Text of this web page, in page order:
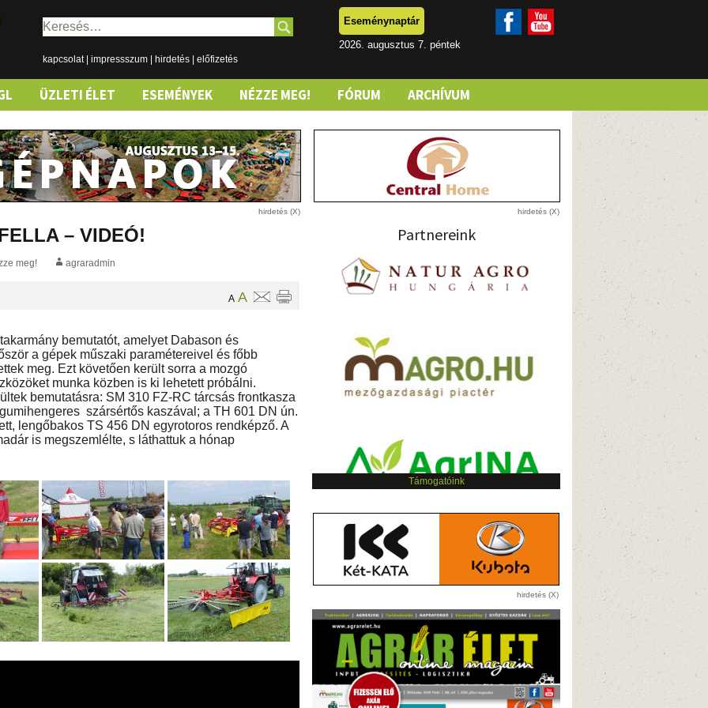
Keresés:
kapcsolat| impressszum hirdetés előfizetés
Eseménynaptár
2026. augusztus 7. péntek
ÜZLETI ÉLET ESEMÉNYEK NÉZZE MEG! FÓRUM ARCHÍVUM
– VIDEÓ!
meg! agraradmin
A A
bemutatót, amelyet Dabason és
a gépek műszaki paramétereivel és főbb
meg. Ezt követően került sorra a mozgó
munka közben is ki lehetett próbálni.
bemutatásra: SM 310 FZ-RC tárcsás frontkasza
szársértős kaszával; a TH 601 DN ún.
lengőbakos TS 456 DN egyrotoros rendképző. A
is megszemlélte, s láthattuk a hónap
Partnereink